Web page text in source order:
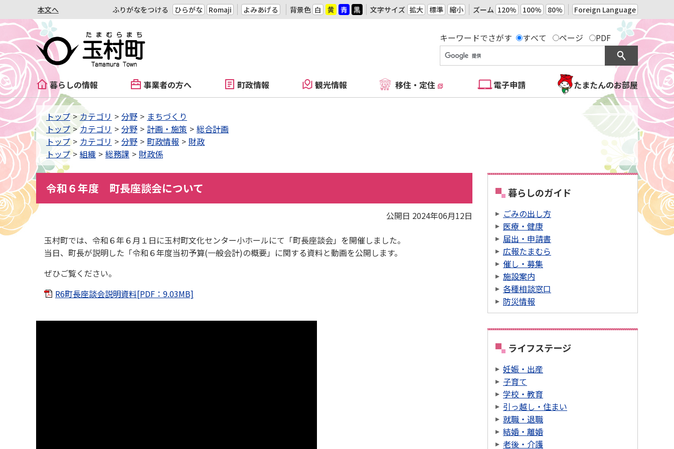
本文へ ふりがなをつける ひらがな Romaji よみあげる 背景色 白 黄 青 黒 文字サイズ 拡大 標準 縮小 ズーム 120% 100% 80% Foreign Language
キーワードでさがす すべて ページ PDF
暮らしの情報 事業者の方へ 町政情報 観光情報 移住・定住 電子申請 たまたんのお部屋
トップ カテゴリ 分野
まちづくり
トップ
カテゴリ 分野 計画・施策
総合計画
トップ
カテゴリ 分野 町政情報
財政
トップ
組織 総務課 財政係
令和６年度 町長座談会について
公開日 2024年06月12日
玉村町では、令和６年６月１日に玉村町文化センター小ホールにて「町長座談会」を開催しました。
当日、町長が説明した「令和６年度当初予算(一般会計)の概要」に関する資料と動画を公開します。
ぜひご覧ください。
R6町長座談会説明資料[PDF：9.03MB]
暮らしのガイド
ごみの出し方
医療・健康
届出・申請書
広報たまむら
催し・募集
施設案内
各種相談窓口
防災情報
ライフステージ
妊娠・出産
子育て
学校・教育
引っ越し・住まい
就職・退職
結婚・離婚
老後・介護